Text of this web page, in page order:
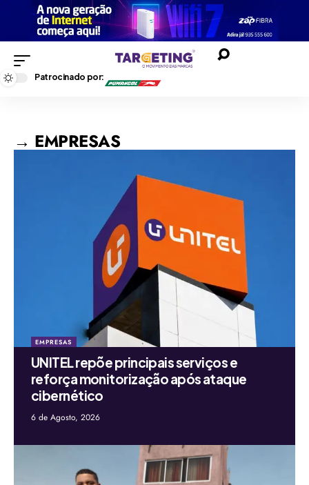
Patrocinado por:
→ EMPRESAS
EMPRESAS
UNITEL repõe principais serviços e
reforça monitorização após ataque
cibernético
6 de Agosto, 2026